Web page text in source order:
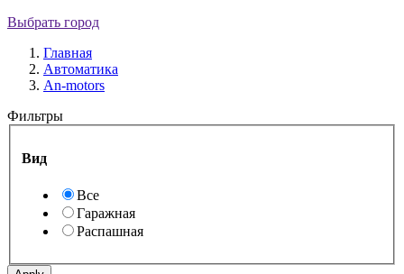
Выбрать город
Главная
Автоматика
An-motors
Фильтры
Вид
Все
Гаражная
Распашная